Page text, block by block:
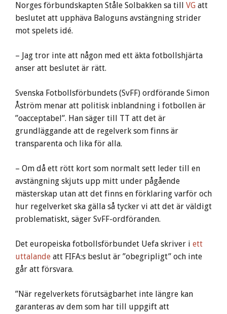
Norges förbundskapten Ståle Solbakken sa till VG att
beslutet att upphäva Baloguns avstängning strider
mot spelets idé.
– Jag tror inte att någon med ett äkta fotbollshjärta
anser att beslutet är rätt.
Svenska Fotbollsförbundets (SvFF) ordförande Simon
Åström menar att politisk inblandning i fotbollen är
”oacceptabel”. Han säger till TT att det är
grundläggande att de regelverk som finns är
transparenta och lika för alla.
– Om då ett rött kort som normalt sett leder till en
avstängning skjuts upp mitt under pågående
mästerskap utan att det finns en förklaring varför och
hur regelverket ska gälla så tycker vi att det är väldigt
problematiskt, säger SvFF-ordföranden.
Det europeiska fotbollsförbundet Uefa skriver i ett
uttalande att FIFA:s beslut är ”obegripligt” och inte
går att försvara.
”När regelverkets förutsägbarhet inte längre kan
garanteras av dem som har till uppgift att